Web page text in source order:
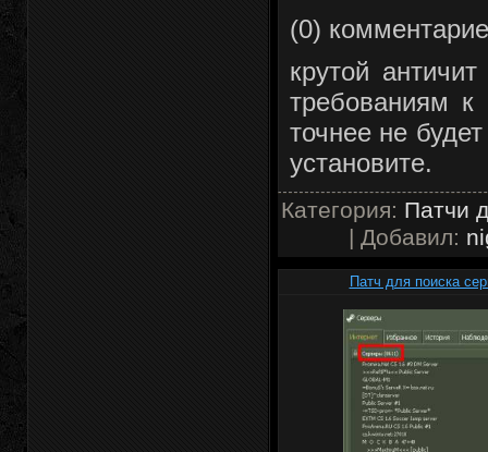
(0)
крутой
требованиям
точнее не
установите.
Категория: Патчи
| Добавил:
Патч для поиска